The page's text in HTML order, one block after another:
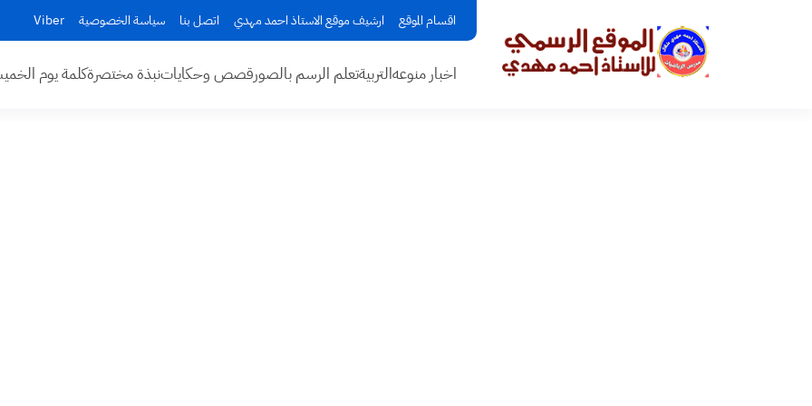
اقسام الموقع ارشيف موقع الاستاذ احمد مهدي اتصل بنا سياسة الخصوصية Viber
اخبار منوعهالتربيةتعلم الرسم بالصورقصص وحكاياتنبذة مختصرةكلمة يوم